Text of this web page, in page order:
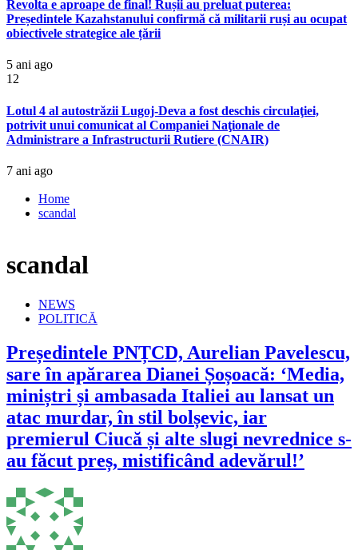
Revolta e aproape de final! Rușii au preluat puterea:
Președintele Kazahstanului confirmă că militarii ruși au ocupat
obiectivele strategice ale țării
5 ani ago
12
Lotul 4 al autostrăzii Lugoj-Deva a fost deschis circulaţiei,
potrivit unui comunicat al Companiei Naţionale de
Administrare a Infrastructurii Rutiere (CNAIR)
7 ani ago
Home
scandal
scandal
NEWS
POLITICĂ
Președintele PNȚCD, Aurelian Pavelescu,
sare în apărarea Dianei Șoșoacă: ‘Media,
miniștri și ambasada Italiei au lansat un
atac murdar, în stil bolșevic, iar
premierul Ciucă și alte slugi nevrednice s-
au făcut preș, mistificând adevărul!’